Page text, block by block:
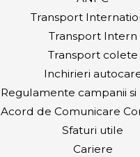
Transport
Transport Intern
Transport colete
Inchirieri
Regulamente campanii
Acord de Comunicare
Sfaturi utile
Cariere